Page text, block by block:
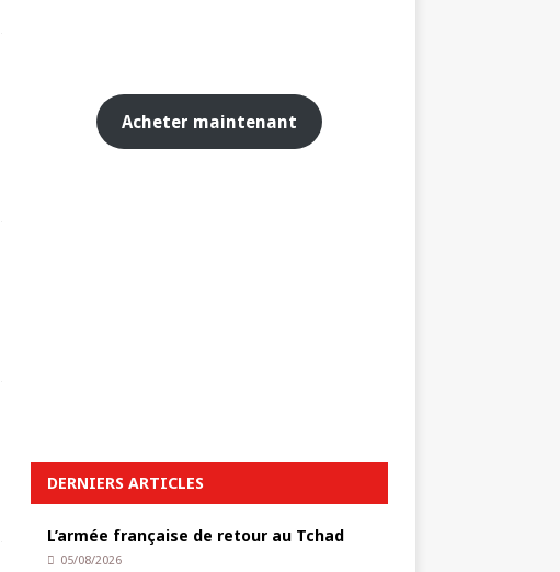
Acheter maintenant
DERNIERS ARTICLES
L’armée française de retour au Tchad
05/08/2026